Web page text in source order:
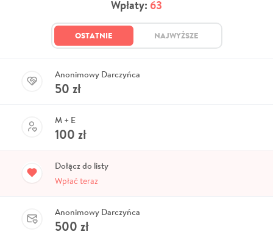
Wpłaty: 63
OSTATNIE NAJWYŻSZE
Anonimowy Darczyńca
50 zł
M + E
100 zł
Dołącz do listy
Wpłać teraz
Anonimowy Darczyńca
500 zł